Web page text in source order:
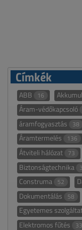
Címkék
ABB 16
Áram-védőkapcsoló
áramfogyasztás 38
Áramtermelés 136
Átviteli hálózat 73
Biztonságtechnika
Construma 52
Dokumentálás 58
Egyetemes
Elektromos fűtés 33